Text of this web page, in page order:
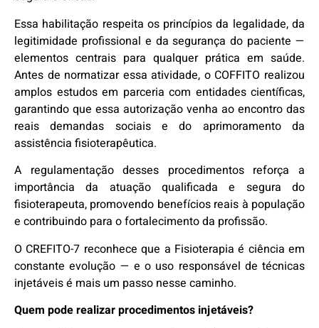
Essa habilitação respeita os princípios da legalidade, da
legitimidade profissional e da segurança do paciente —
elementos centrais para qualquer prática em saúde.
Antes de normatizar essa atividade, o COFFITO realizou
amplos estudos em parceria com entidades científicas,
garantindo que essa autorização venha ao encontro das
reais demandas sociais e do aprimoramento da
assistência fisioterapêutica.
A regulamentação desses procedimentos reforça a
importância da atuação qualificada e segura do
fisioterapeuta, promovendo benefícios reais à população
e contribuindo para o fortalecimento da profissão.
O CREFITO-7 reconhece que a Fisioterapia é ciência em
constante evolução — e o uso responsável de técnicas
injetáveis é mais um passo nesse caminho.
Quem pode realizar procedimentos injetáveis?